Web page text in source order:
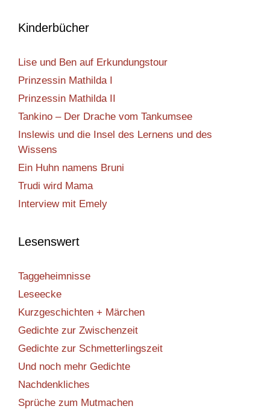
Kinderbücher
Lise und Ben auf Erkundungstour
Prinzessin Mathilda I
Prinzessin Mathilda II
Tankino – Der Drache vom Tankumsee
Inslewis und die Insel des Lernens und des
Wissens
Ein Huhn namens Bruni
Trudi wird Mama
Interview mit Emely
Lesenswert
Taggeheimnisse
Leseecke
Kurzgeschichten + Märchen
Gedichte zur Zwischenzeit
Gedichte zur Schmetterlingszeit
Und noch mehr Gedichte
Nachdenkliches
Sprüche zum Mutmachen